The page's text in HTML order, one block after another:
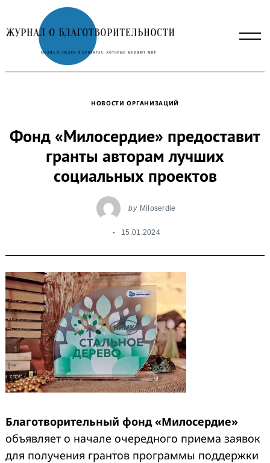
to
content
НОВОСТИ ОРГАНИЗАЦИЙ
Фонд «Милосердие» предоставит
гранты авторам лучших
социальных проектов
by Miloserdie
15.01.2024
Благотворительный фонд «Милосердие»
объявляет о начале очередного приема заявок
для получения грантов программы поддержки